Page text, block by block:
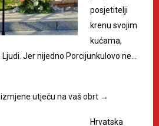
posjetitelji
krenu svojim
kućama,
Jer nijedno Porcijunkulovo ne…
utječu na vaš obrt →
Hrvatska